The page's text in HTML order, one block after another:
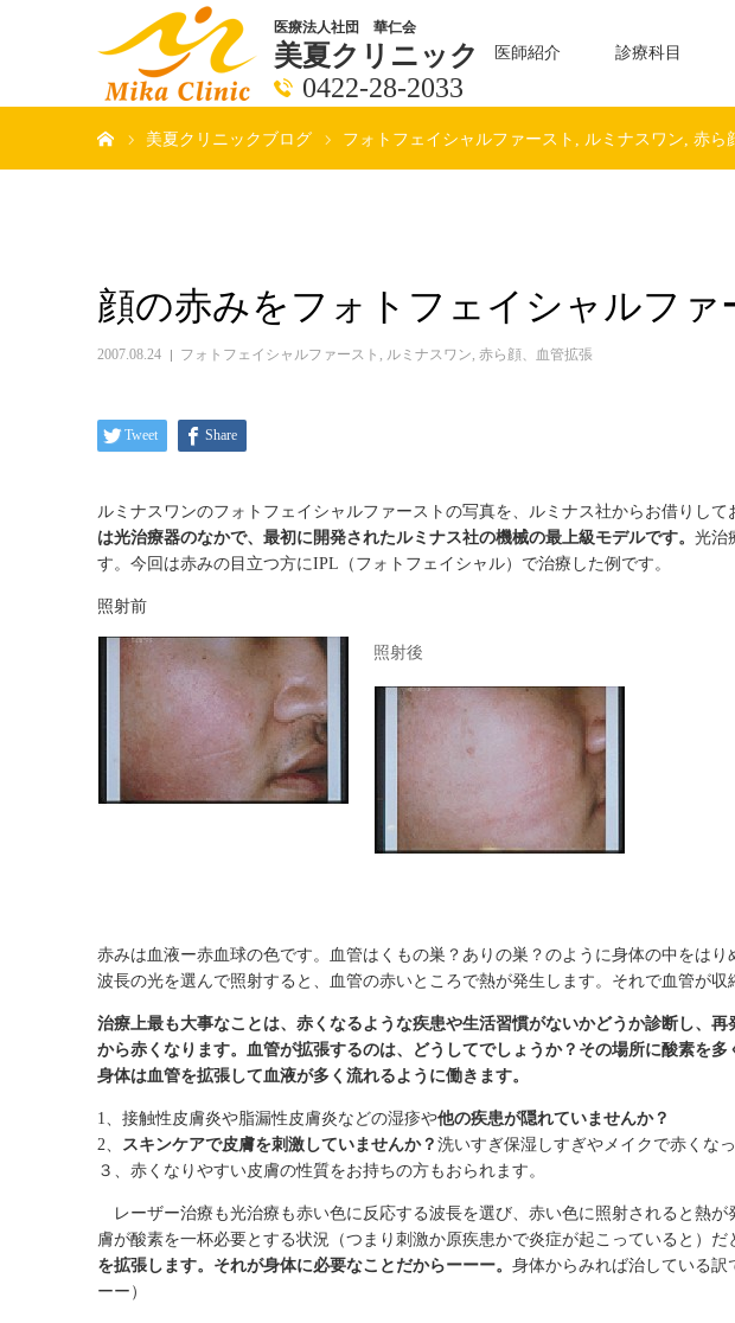
医療法人社団 華仁会
美夏クリニック
0422-28-2033
医師紹介 診療科目
美夏クリニックブログ フォトフェイシャルファースト ルミナスワン 赤ら
顔の赤みをフォトフェイシャルファ
2007.08.24 フォトフェイシャルファースト , ルミナスワン, 赤ら顔、血管拡張
Tweet Share
ルミナスワンのフォトフェイシャルファーストの写真を、ルミナス社からお借りして
は光治療器のなかで、最初に開発されたルミナス社の機械の最上級モデルです。 光治
す。今回は赤みの目立つ方にIPL（フォトフェイシャル）で治療した例です。
照射前
照射後
赤みは血液ー赤血球の色です。血管はくもの巣？ありの巣？のように身体の中をは
波長の光を選んで照射すると、血管の赤いところで熱が発生します。それで血管が収
治療上最も大事なことは、赤くなるような疾患や生活習慣がないかどうか診断し、
から赤くなります。血管が拡張するのは、どうしてでしょうか？その場所に酸素を
身体は血管を拡張して血液が多く流れるように働きます。
1、接触性皮膚炎や脂漏性皮膚炎などの湿疹や他の疾患が隠れていませんか？
2、 スキンケアで皮膚を刺激していませんか？ 洗いすぎ保湿しすぎやメイクで赤くな
３、赤くなりやすい皮膚の性質をお持ちの方もおられます。
レーザー治療も光治療も赤い色に反応する波長を選び、赤い色に照射されると熱
膚が酸素を一杯必要とする状況（つまり刺激か原疾患かで炎症が起こっていると）だ
を拡張します。それが身体に必要なことだからーーー。 身体からみれば治している
ーー）